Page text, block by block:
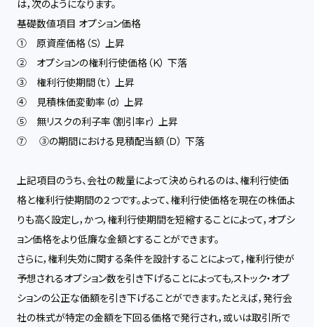
は，次のようになります。
基礎数値項目 オプション価格
① 原資産価格（Ｓ） 上昇
② オプションの権利行使価格（Ｋ） 下落
③ 権利行使期間（ｔ） 上昇
④ 見積株価変動率（σ） 上昇
⑤ 無リスクの利子率（割引率ｒ） 上昇
⑦ ③の期間における見積配当額（Ｄ） 下落
上記項目のうち、会社の裁量によって決められるのは、権利行使価
格と権利行使期間の２つです。よって、権利行使価格を現在の株価よ
りも高く設定し，かつ，権利行使期間を短縮することによって，オプシ
ョン価格をより低廉な金額とすることができます。
さらに，権利失効に関する条件を設計することによって，権利行使が
予想されるオプション数を引き下げることによっても,ストック・オプ
ションの公正な価額を引き下げることができます。たとえば，発行会
社の株式が特定の金額を下回る価格で発行され，或いは取引所で